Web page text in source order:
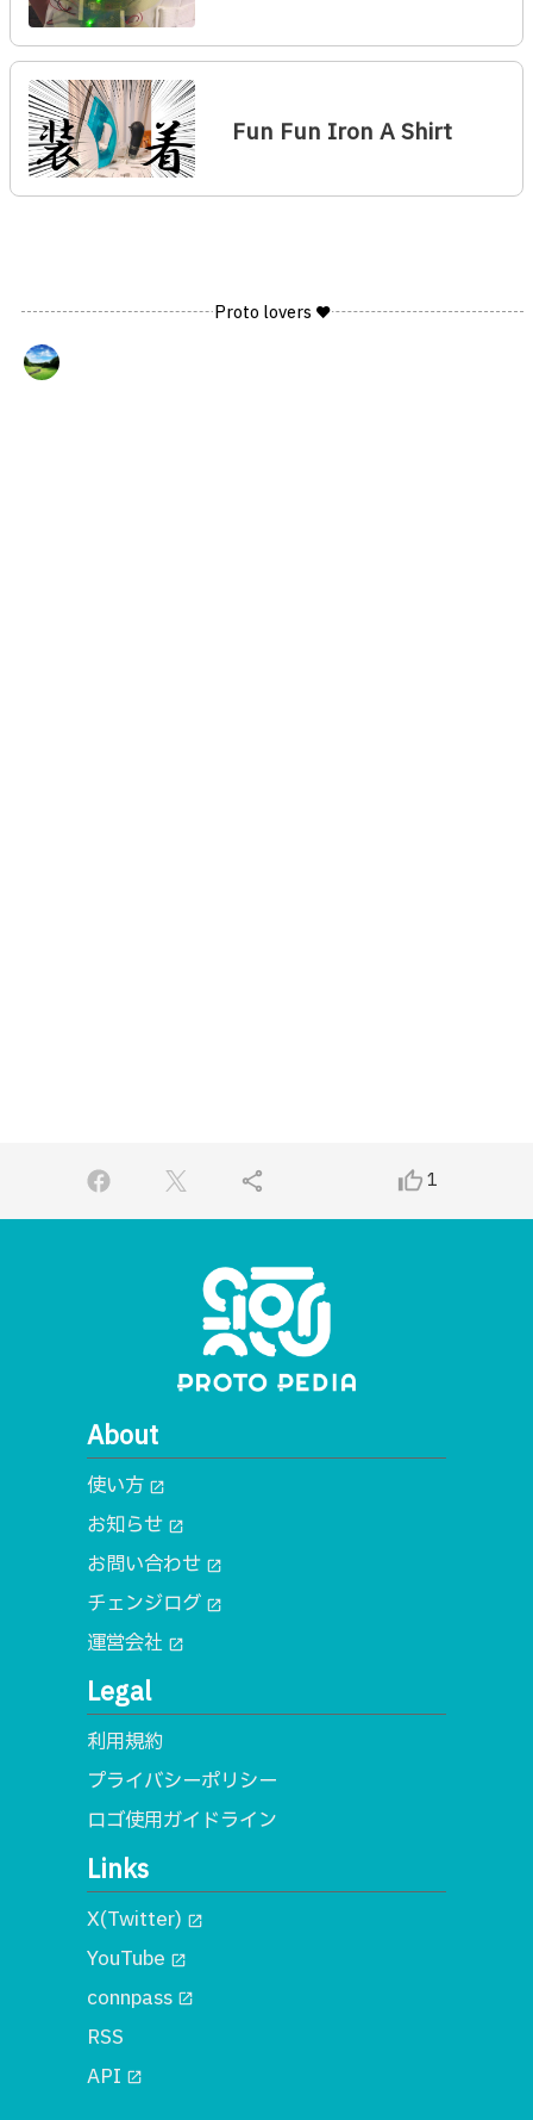
Fun Fun Iron A Shirt
Proto lovers ♥
share thumb_up_alt1
About
使い方 open_in_new
お知らせ open_in_new
お問い合わせ open_in_new
チェンジログ open_in_new
運営会社 open_in_new
Legal
利用規約
プライバシーポリシー
ロゴ使用ガイドライン
Links
X(Twitter) open_in_new
YouTube open_in_new
connpass open_in_new
RSS
API open_in_new